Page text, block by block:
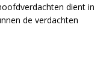
dient in
de verdachten